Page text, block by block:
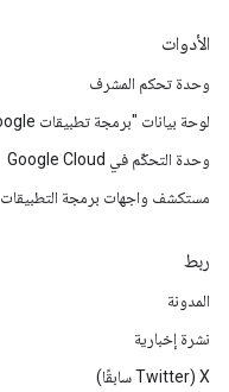
الأدوات
وحدة تحكم المشرف
لوحة بيانات "برمجة تطبيقات Google"
وحدة التحكّم في Google Cloud
مستكشف واجهات برمجة التطبيقات
ربط
المدونة
نشرة إخبارية
‫X ‏(Twitter سابقًا)